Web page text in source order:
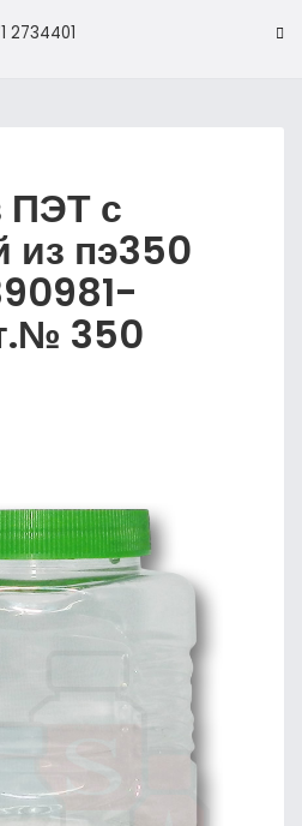
2734401
ПЭТ с
из пэ350
350